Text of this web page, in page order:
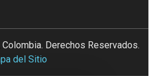
Derechos Reservados.
del Sitio